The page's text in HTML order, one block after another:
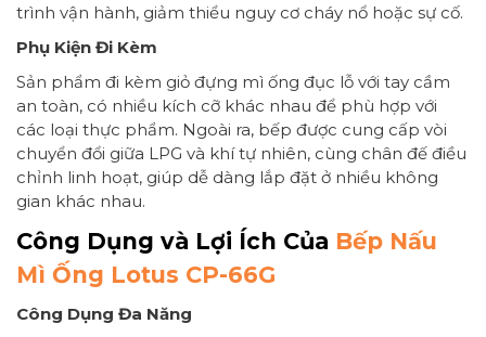
trình vận hành, giảm thiểu nguy cơ cháy nổ hoặc sự cố.
Phụ Kiện Đi Kèm
Sản phẩm đi kèm giỏ đựng mì ống đục lỗ với tay cầm
an toàn, có nhiều kích cỡ khác nhau để phù hợp với
các loại thực phẩm. Ngoài ra, bếp được cung cấp vòi
chuyển đổi giữa LPG và khí tự nhiên, cùng chân đế điều
chỉnh linh hoạt, giúp dễ dàng lắp đặt ở nhiều không
gian khác nhau.
Công Dụng và Lợi Ích Của Bếp Nấu
Mì Ống Lotus CP-66G
Công Dụng Đa Năng